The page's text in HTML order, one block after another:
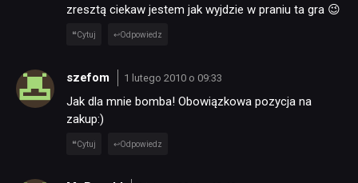
zresztą ciekaw jestem jak wyjdzie w praniu ta gra 😉
Cytuj Odpowiedz
szefom 1 lutego 2010 o 09:33
Jak dla mnie bomba! Obowiązkowa pozycja na
zakup:)
Cytuj Odpowiedz